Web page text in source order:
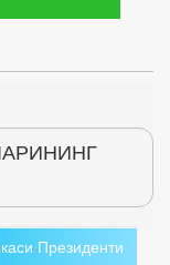
Президенти